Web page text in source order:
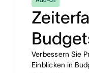
Verbessern Sie
Einblicken in